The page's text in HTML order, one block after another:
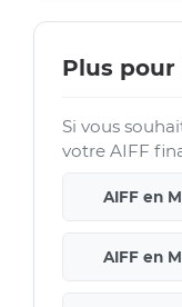
Plus pour
Si vous
votre AIFF
AIFF en
AIFF en